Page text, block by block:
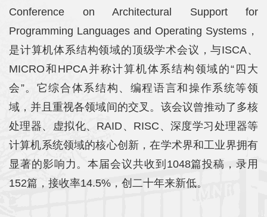
Conference on Architectural Support for
Programming Languages and Operating Systems，
是计算机体系结构领域的顶级学术会议，与ISCA、
MICRO和HPCA并称计算机体系结构领域的“四大
会”。它综合体系结构、编程语言和操作系统等领
域，并且重视各领域间的交叉。该会议曾推动了多核
处理器、虚拟化、RAID、RISC、深度学习处理器等
计算机系统领域的核心创新，在学术界和工业界拥有
显著的影响力。本届会议共收到1048篇投稿，录用
152篇，接收率14.5%，创二十年来新低。